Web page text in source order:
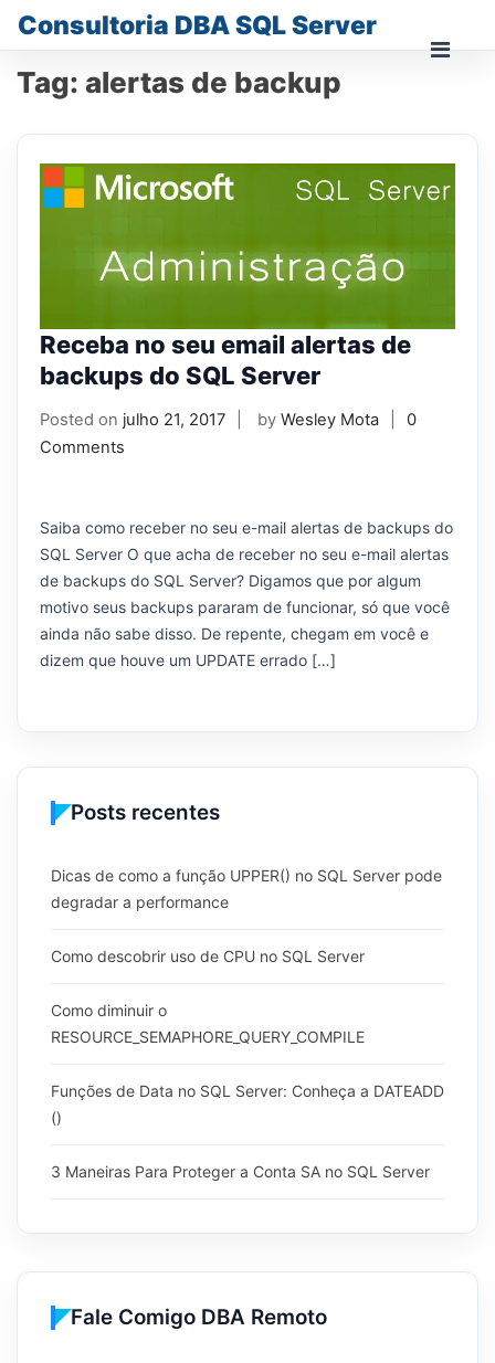
content
Consultoria DBA SQL Server
Tag: alertas de backup
Receba no seu email alertas de
backups do SQL Server
Posted on julho 21, 2017 by Wesley Mota
0
Comments
Saiba como receber no seu e-mail alertas de backups do
SQL Server O que acha de receber no seu e-mail alertas
de backups do SQL Server? Digamos que por algum
motivo seus backups pararam de funcionar, só que você
ainda não sabe disso. De repente, chegam em você e
dizem que houve um UPDATE errado […]
Posts recentes
Dicas de como a função UPPER() no SQL Server pode
degradar a performance
Como descobrir uso de CPU no SQL Server
Como diminuir o
RESOURCE_SEMAPHORE_QUERY_COMPILE
Funções de Data no SQL Server: Conheça a DATEADD
()
3 Maneiras Para Proteger a Conta SA no SQL Server
Fale Comigo DBA Remoto